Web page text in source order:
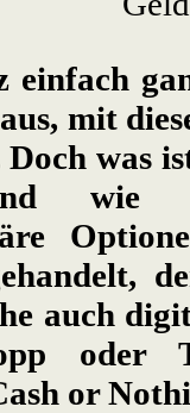
mit
was
wie
auch
oder
or